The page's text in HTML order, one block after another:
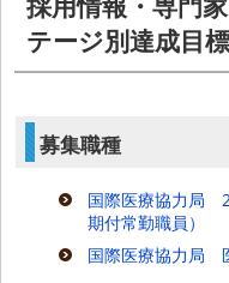
テージ別達成目標
募集職種
国際医療協力局
期付常勤職員）
国際医療協力局